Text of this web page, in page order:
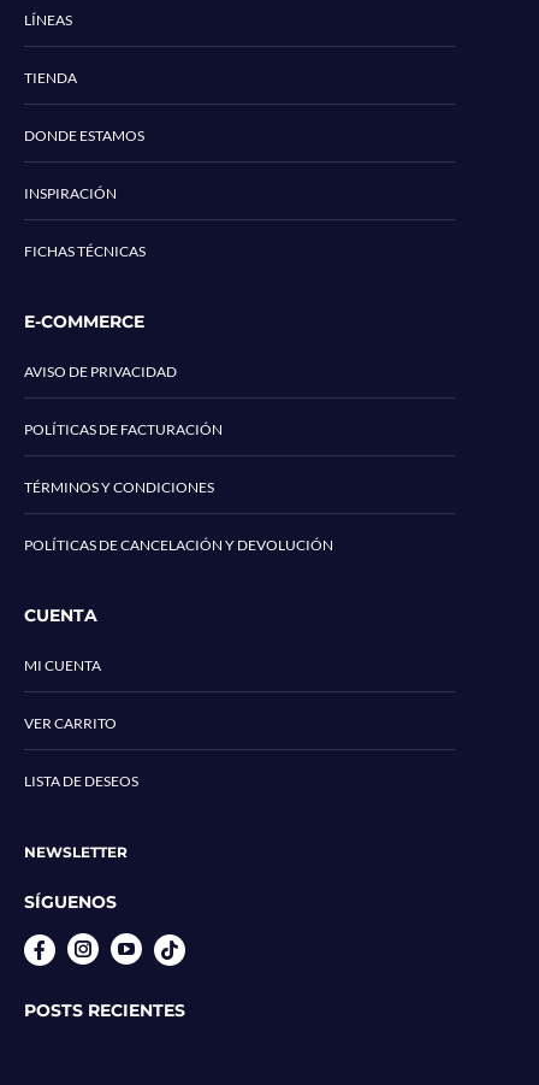
LÍNEAS
TIENDA
DONDE ESTAMOS
INSPIRACIÓN
FICHAS TÉCNICAS
E-COMMERCE
AVISO DE PRIVACIDAD
POLÍTICAS DE FACTURACIÓN
TÉRMINOS Y CONDICIONES
POLÍTICAS DE CANCELACIÓN Y DEVOLUCIÓN
CUENTA
MI CUENTA
VER CARRITO
LISTA DE DESEOS
NEWSLETTER
SÍGUENOS
InstagramYouTube
POSTS RECIENTES